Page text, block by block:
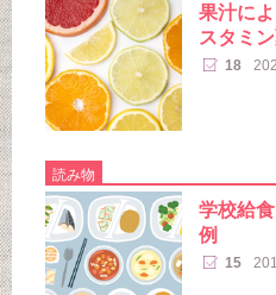
果汁に
スタミ
18
読み物
学校給
例
15